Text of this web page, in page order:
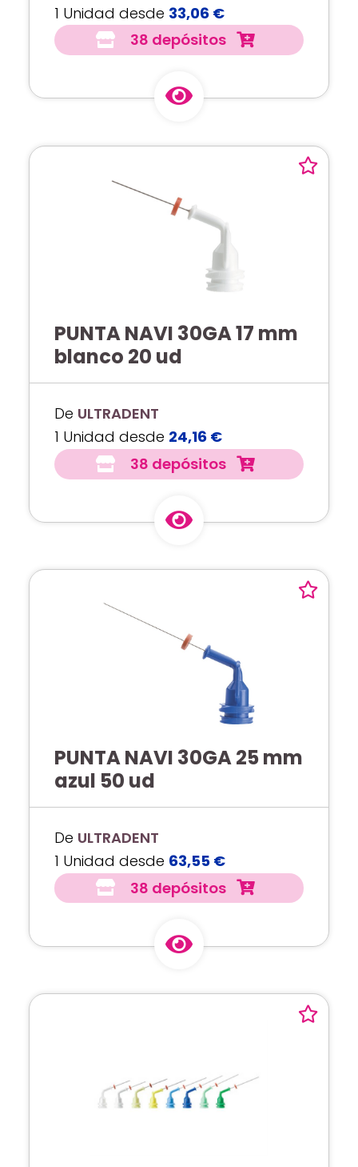
1 Unidad desde 33,06 €
38 depósitos
PUNTA NAVI 30GA 17 mm
blanco 20 ud
De ULTRADENT
1 Unidad desde 24,16 €
38 depósitos
PUNTA NAVI 30GA 25 mm
azul 50 ud
De ULTRADENT
1 Unidad desde 63,55 €
38 depósitos